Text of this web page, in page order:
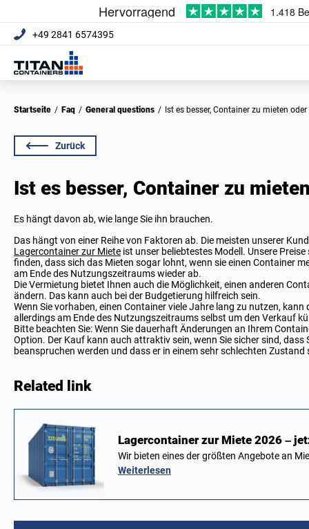
+49 2841 6574395
Startseite / Faq / General questions / Ist es besser, Container zu mieten
Zurück
Ist es besser, Container zu
Es hängt davon ab, wie lange Sie ihn brauchen.
Das hängt von einer Reihe von Faktoren ab. Die meisten unserer
Lagercontainer zur Miete ist unser beliebtestes Modell. Unsere
finden, dass sich das Mieten sogar lohnt, wenn sie einen Container
am Ende des Nutzungszeitraums wieder ab.
Die Vermietung bietet Ihnen auch die Möglichkeit, einen anderen
ändern. Das kann auch bei der Budgetierung hilfreich sein.
Wenn Sie vorhaben, einen Container viele Jahre lang zu nutzen,
allerdings am Ende des Nutzungszeitraums selbst um den Verkauf
Bitte beachten Sie: Wenn Sie dauerhaft Änderungen an Ihrem
Option. Der Kauf kann auch attraktiv sein, wenn Sie sicher sind,
beanspruchen werden und dass er in einem sehr schlechten
Related link
Lagercontainer zur Miete 2026 –
Wir bieten eines der größten Angebote an
Weiterlesen